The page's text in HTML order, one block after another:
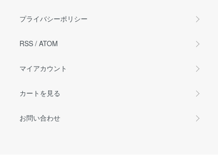
プライバシーポリシー
RSS / ATOM
マイアカウント
カートを見る
お問い合わせ